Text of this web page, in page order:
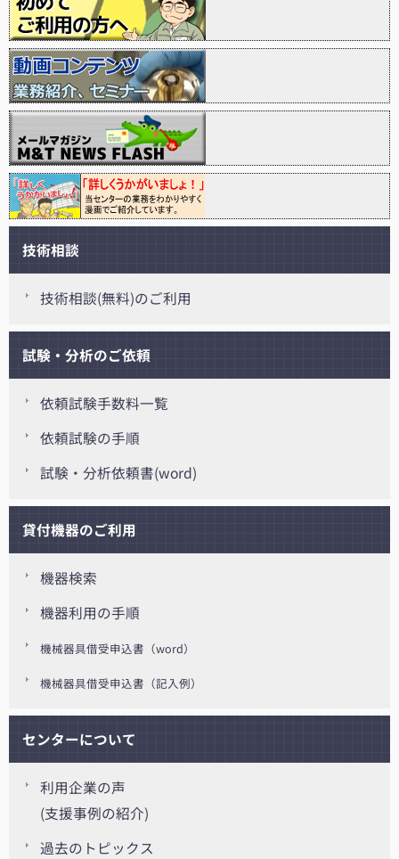
技術相談
技術相談(無料)のご利用
試験・分析のご依頼
依頼試験手数料一覧
依頼試験の手順
試験・分析依頼書(word)
貸付機器のご利用
機器検索
機器利用の手順
機械器具借受申込書（word）
機械器具借受申込書（記入例）
センターについて
利用企業の声
(支援事例の紹介)
過去のトピックス